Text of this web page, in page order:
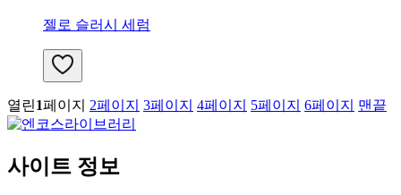
젤로 슬러시 세럼
열린1페이지 2페이지 3페이지 4페이지 5페이지 6페이지 맨끝
사이트 정보